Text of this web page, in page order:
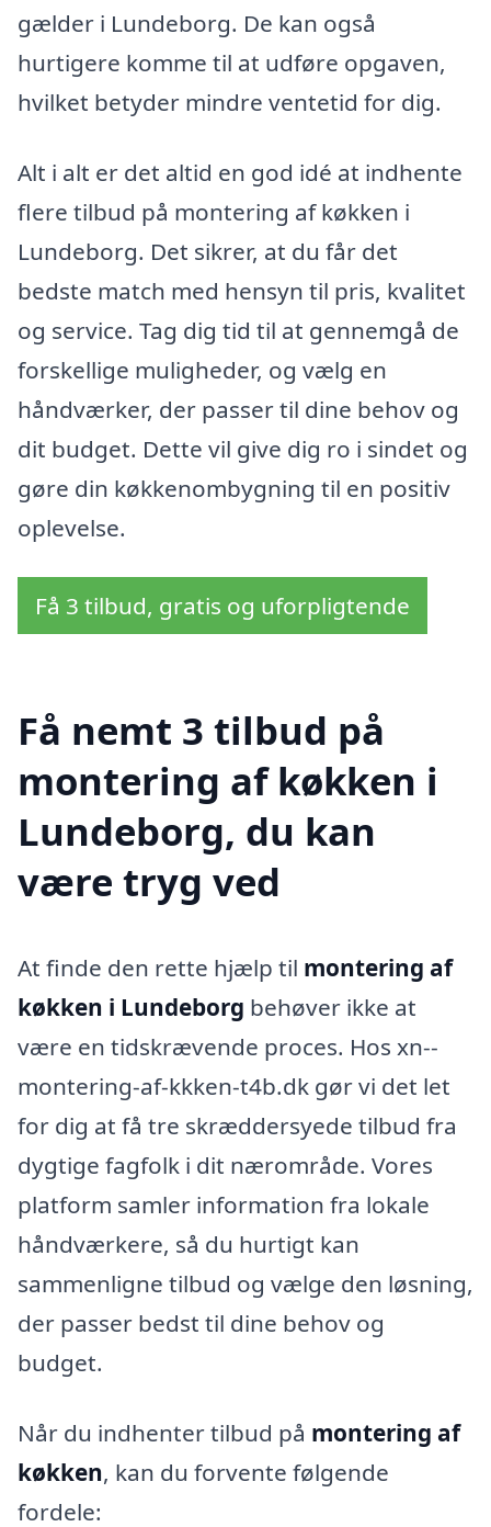
gælder i Lundeborg. De kan også
hurtigere komme til at udføre opgaven,
hvilket betyder mindre ventetid for dig.
Alt i alt er det altid en god idé at indhente
flere tilbud på montering af køkken i
Lundeborg. Det sikrer, at du får det
bedste match med hensyn til pris, kvalitet
og service. Tag dig tid til at gennemgå de
forskellige muligheder, og vælg en
håndværker, der passer til dine behov og
dit budget. Dette vil give dig ro i sindet og
gøre din køkkenombygning til en positiv
oplevelse.
Få 3 tilbud, gratis og uforpligtende
Få nemt 3 tilbud på
montering af køkken i
Lundeborg, du kan
være tryg ved
At finde den rette hjælp til montering af
køkken i Lundeborg behøver ikke at
være en tidskrævende proces. Hos xn--
montering-af-kkken-t4b.dk gør vi det let
for dig at få tre skræddersyede tilbud fra
dygtige fagfolk i dit nærområde. Vores
platform samler information fra lokale
håndværkere, så du hurtigt kan
sammenligne tilbud og vælge den løsning,
der passer bedst til dine behov og
budget.
Når du indhenter tilbud på montering af
køkken, kan du forvente følgende
fordele: